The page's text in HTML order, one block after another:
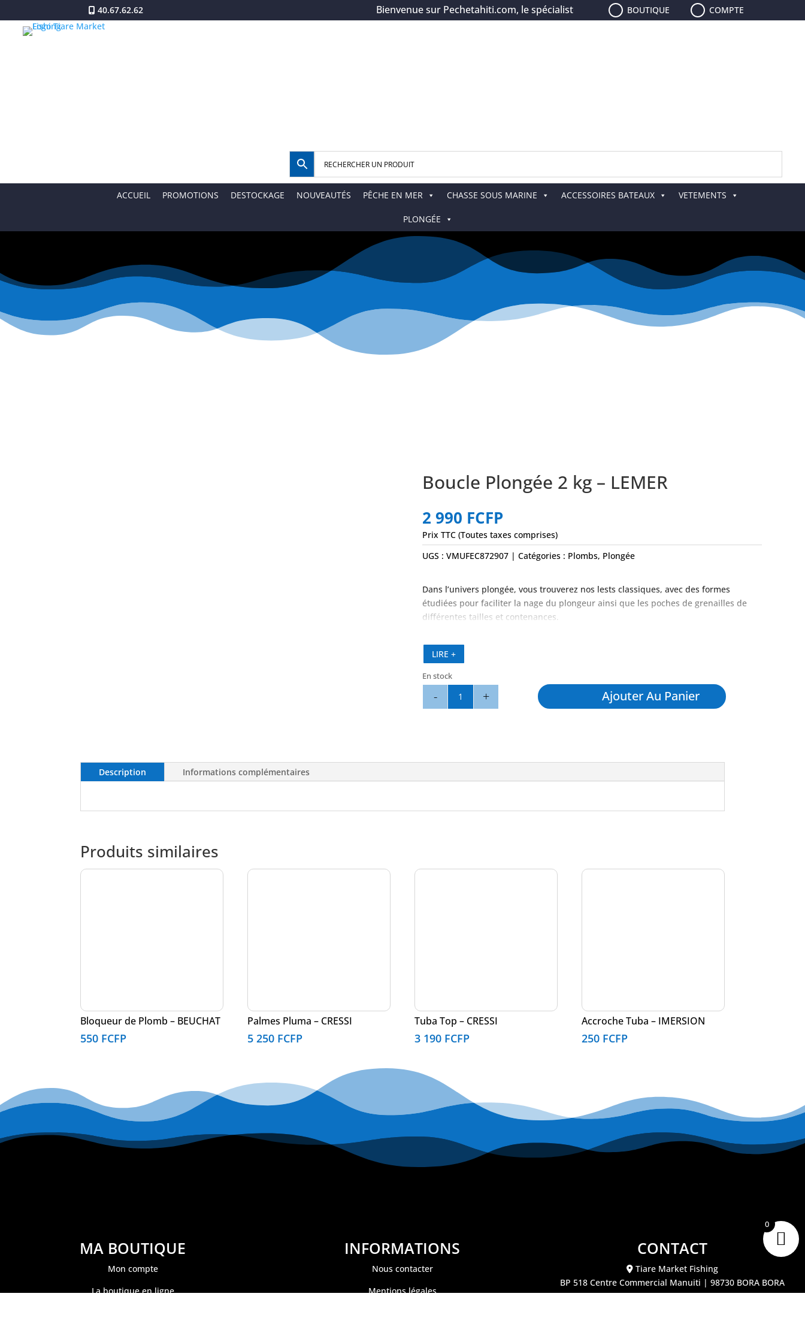
40.67.62.62 Bienvenue sur Pechetahiti.com, le spécialiste de la pêche, le plus grand choix de leurres, de
BOUTIQUE COMPTE
ACCUEIL PROMOTIONS DESTOCKAGE NOUVEAUTÉS PÊCHE EN MER CHASSE SOUS MARINE ACCESSOIRES BATEAUX VETEMENTS
PLONGÉE
Boucle Plongée 2 kg – LEMER
2 990 FCFP
Prix TTC (Toutes taxes comprises)
UGS : VMUFEC872907 Catégories : Plombs, Plongée
Dans l’univers plongée, vous trouverez nos lests classiques, avec des formes
étudiées pour faciliter la nage du plongeur ainsi que les poches de grenailles de
différentes tailles et contenances.
LIRE +
En stock
quantité
kg
Ajouter Au Panier
Description Informations complémentaires
Produits similaires
Bloqueur de Plomb – BEUCHAT
550 FCFP
Palmes Pluma – CRESSI
5 250 FCFP
Tuba Top – CRESSI
3 190 FCFP
Accroche Tuba – IMERSION
250 FCFP
MA BOUTIQUE
Mon compte
La boutique en ligne
INFORMATIONS
Nous contacter
Mentions légales
CONTACT
Tiare Market Fishing
BP 518 Centre Commercial Manuiti | 98730 BORA BORA
Polynésie Française
0